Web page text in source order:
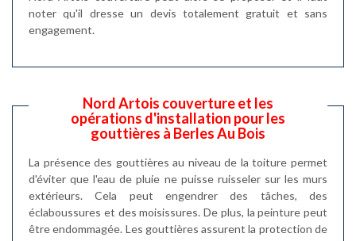
noter qu'il dresse un devis totalement gratuit et sans
engagement.
Nord Artois couverture et les
opérations d'installation pour les
gouttières à Berles Au Bois
La présence des gouttières au niveau de la toiture permet
d'éviter que l'eau de pluie ne puisse ruisseler sur les murs
extérieurs. Cela peut engendrer des tâches, des
éclaboussures et des moisissures. De plus, la peinture peut
être endommagée. Les gouttières assurent la protection de